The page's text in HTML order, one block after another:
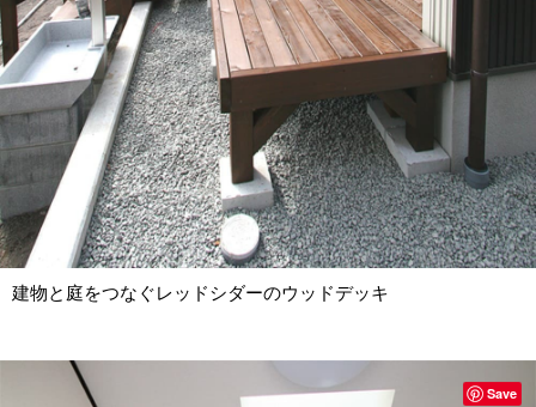
建物と庭をつなぐレッドシダーのウッドデッキ
Save